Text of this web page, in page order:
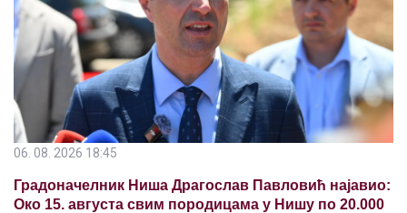
06. 08. 2026 18:45
Градоначелник Ниша Драгослав Павловић најавио:
Око 15. августа свим породицама у Нишу по 20.000